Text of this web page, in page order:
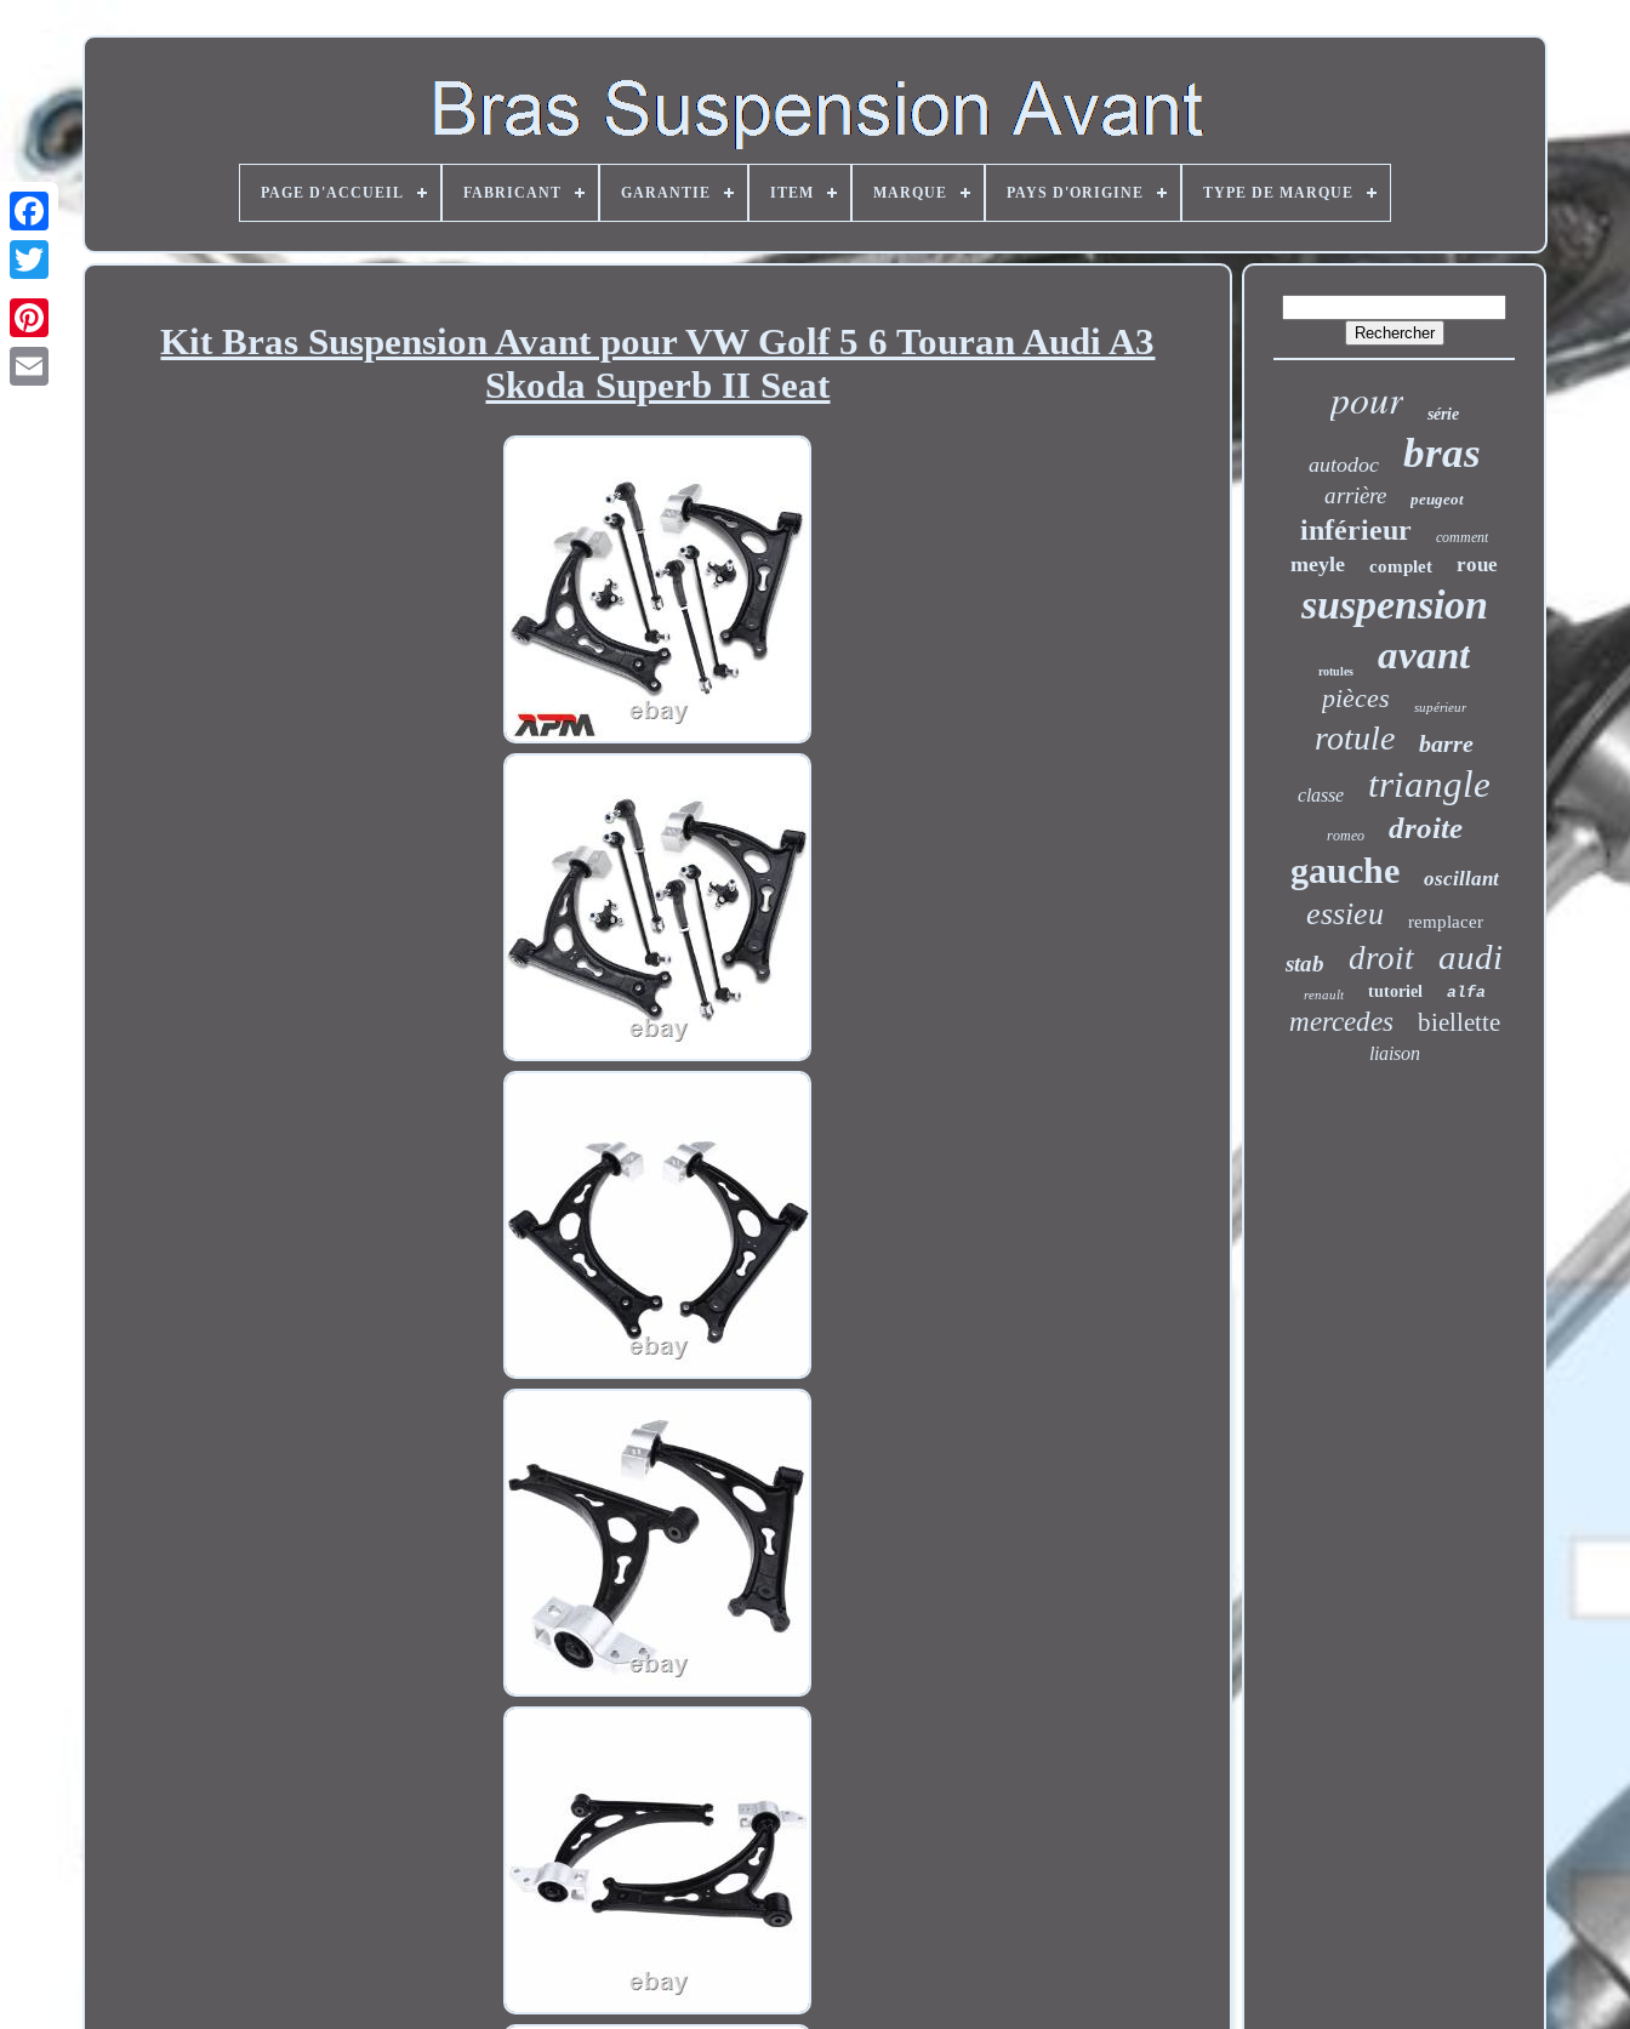
Twitter
PAGE D'ACCUEIL FABRICANT GARANTIE ITEM MARQUE PAYS D'ORIGINE TYPE DE MARQUE
Kit Bras Suspension Avant pour VW Golf 5 6 Touran Audi A3
Skoda Superb II Seat
pour série
autodoc bras
arrière peugeot
inférieur comment
meyle complet roue
suspension
rotules avant
pièces supérieur
rotule barre
classe triangle
romeo droite
gauche oscillant
essieu remplacer
stab droit audi
renault tutoriel alfa
mercedes biellette
liaison